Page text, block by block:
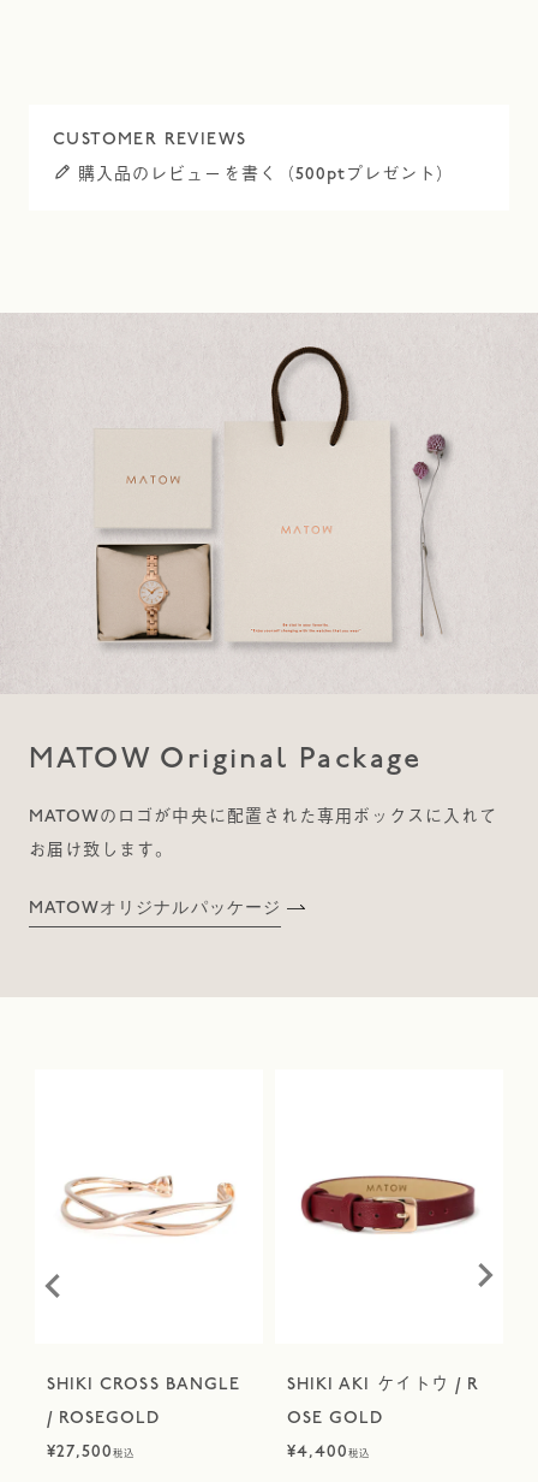
購入品のレビューを書く（500ptプレゼント）
MATOW Original Package
MATOWのロゴが中央に配置された専用ボックスに入れて
お届け致します。
MATOWオリジナルパッケージ
SHIKI CROSS BANGLE
/ ROSEGOLD
¥27,500税込
SHIKI AKI ケイトウ / R
OSE GOLD
¥4,400税込